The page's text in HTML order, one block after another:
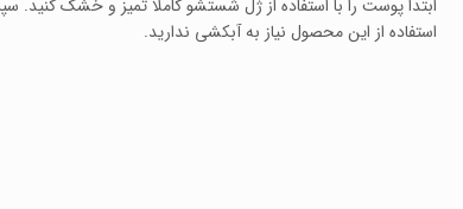
ابتدا پوست را با استفاده از ژل شستشو کاملا تمیز و خشک
استفاده از این محصول نیاز به آبکشی ندارید.